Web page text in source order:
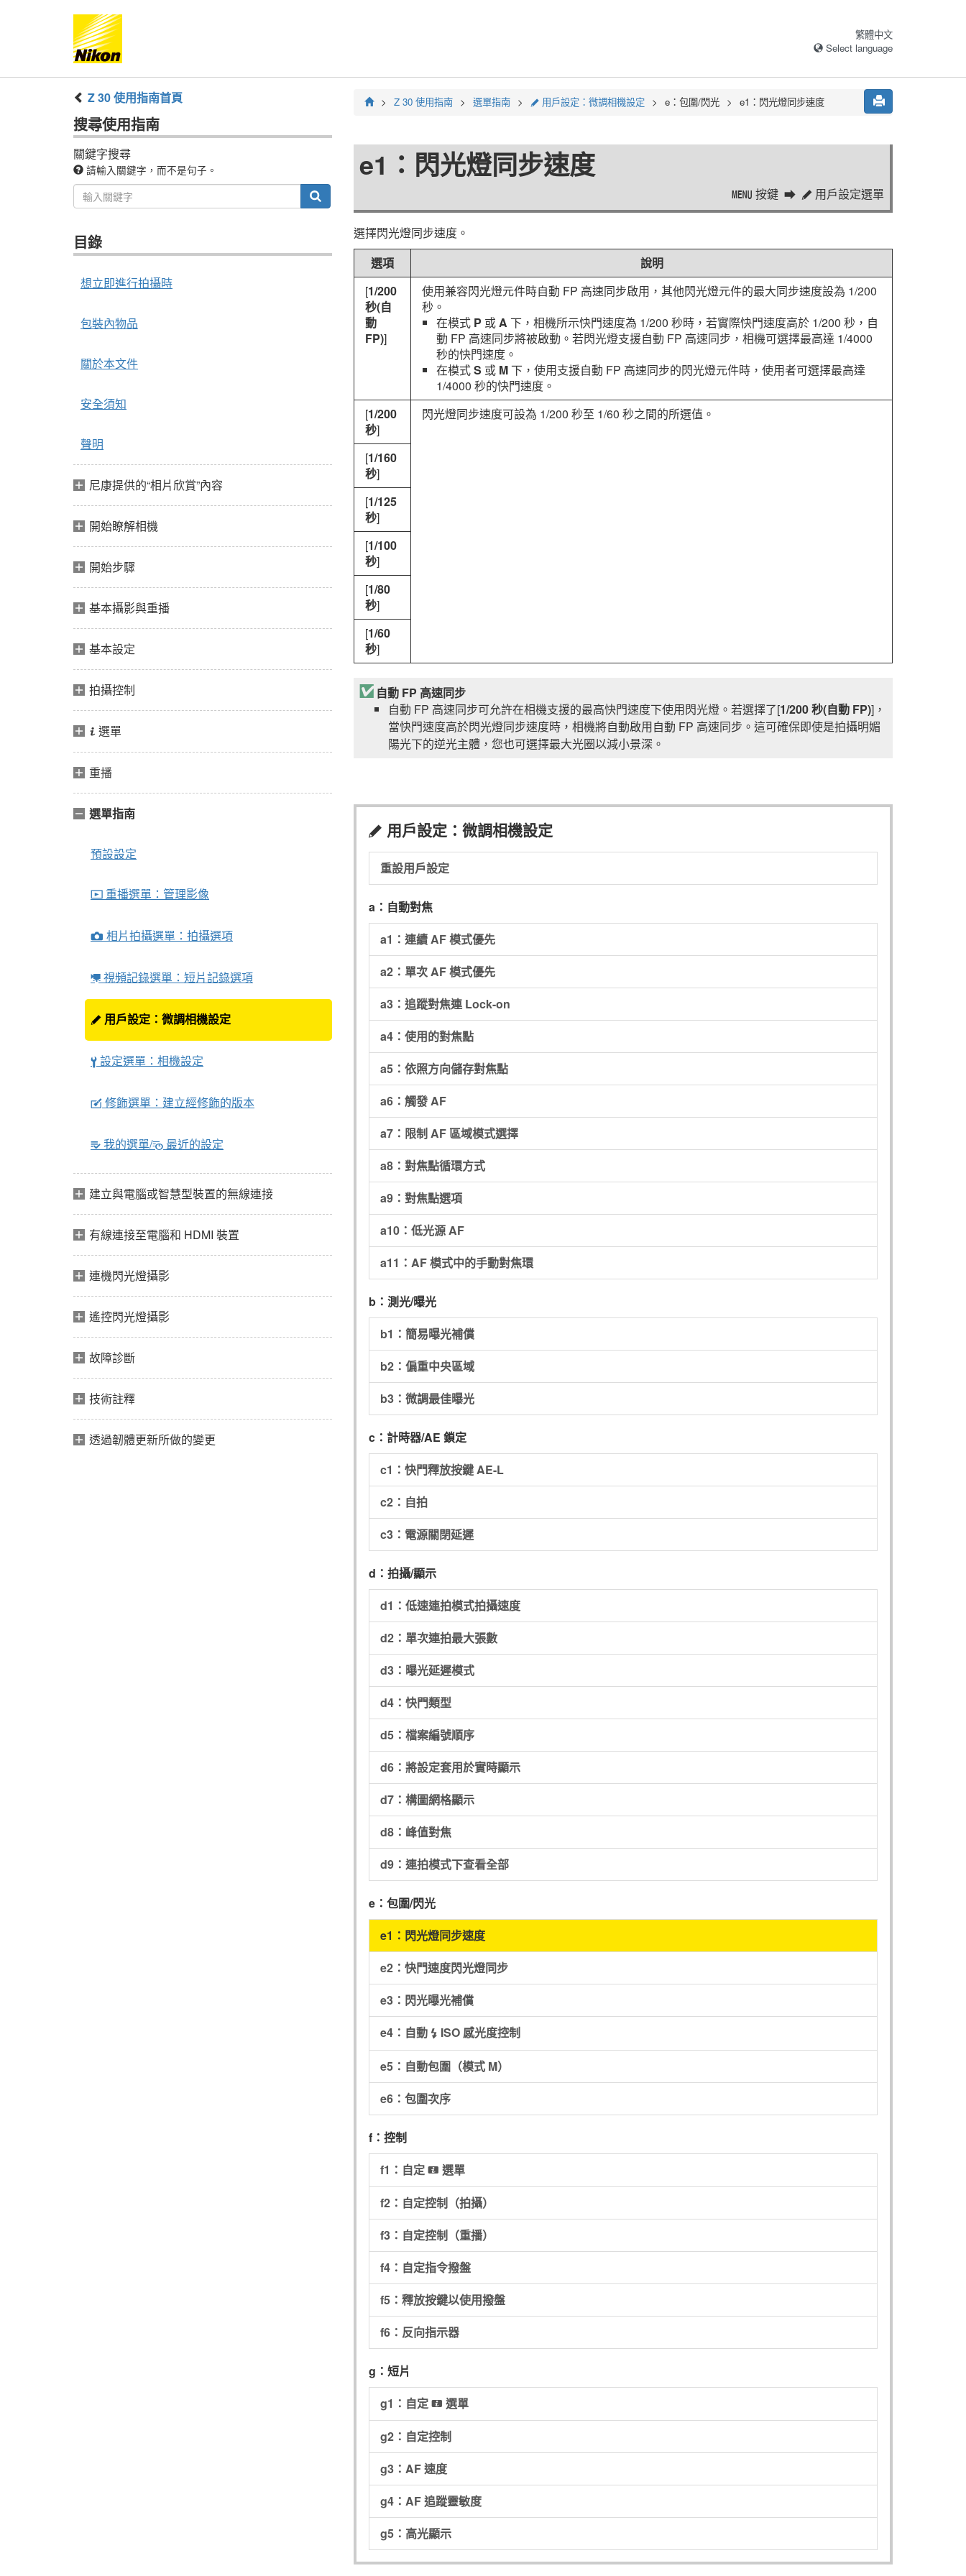
繁體中文
Select language
Z 30使用指南首頁
搜尋使用指南
關鍵字搜尋
請輸入關鍵字，而不是句子。
目錄
想立即進行拍攝時
包裝內物品
關於本文件
安全須知
聲明
尼康提供的“相片欣賞”內容
開始瞭解相機
開始步驟
基本攝影與重播
基本設定
拍攝控制
i 選單
重播
選單指南
預設設定
D 重播選單：管理影像
C 相片拍攝選單：拍攝選項
1 視頻記錄選單：短片記錄選項
A 用戶設定：微調相機設定
B 設定選單：相機設定
N 修飾選單：建立經修飾的版本
O 我的選單/m 最近的設定
建立與電腦或智慧型裝置的無線連接
有線連接至電腦和 HDMI 裝置
連機閃光燈攝影
遙控閃光燈攝影
故障診斷
技術註釋
透過韌體更新所做的變更
Z 30 使用指南 選單指南 A 用戶設定：微調相機設定 e：包圍/閃光 e1：閃光燈同步速度
e1：閃光燈同步速度
G 按鍵 A 用戶設定選單
選擇閃光燈同步速度。
選項
說明
[1/200
秒(自
動
FP)]
使用兼容閃光燈元件時自動 FP 高速同步啟用，其他閃光燈元件的最大同步速度設為 1/200
秒。
在模式 P 或A 下，相機所示快門速度為 1/200 秒時，若實際快門速度高於 1/200 秒，自
動 FP 高速同步將被啟動。若閃光燈支援自動 FP 高速同步，相機可選擇最高達 1/4000
秒的快門速度。
在模式S 或 M下，使用支援自動 FP 高速同步的閃光燈元件時，使用者可選擇最高達
1/4000 秒的快門速度。
[1/200
秒]
閃光燈同步速度可設為 1/200 秒至 1/60 秒之間的所選值。
[1/160
秒]
[1/125
秒]
[1/100
秒]
[1/80
秒]
[1/60
秒]
自動 FP 高速同步
自動 FP 高速同步可允許在相機支援的最高快門速度下使用閃光燈。若選擇了[1/200 秒(自動 FP)]，
當快門速度高於閃光燈同步速度時，相機將自動啟用自動 FP 高速同步。這可確保即使是拍攝明媚
陽光下的逆光主體，您也可選擇最大光圈以減小景深。
A 用戶設定：微調相機設定
重設用戶設定
a：自動對焦
a1：連續 AF 模式優先
a2：單次 AF 模式優先
a3：追蹤對焦連 Lock-on
a4：使用的對焦點
a5：依照方向儲存對焦點
a6：觸發 AF
a7：限制 AF 區域模式選擇
a8：對焦點循環方式
a9：對焦點選項
a10：低光源 AF
a11：AF 模式中的手動對焦環
b：測光/曝光
b1：簡易曝光補償
b2：偏重中央區域
b3：微調最佳曝光
c：計時器/AE 鎖定
c1：快門釋放按鍵 AE-L
c2：自拍
c3：電源關閉延遲
d：拍攝/顯示
d1：低速連拍模式拍攝速度
d2：單次連拍最大張數
d3：曝光延遲模式
d4：快門類型
d5：檔案編號順序
d6：將設定套用於實時顯示
d7：構圖網格顯示
d8：峰值對焦
d9：連拍模式下查看全部
e：包圍/閃光
e1：閃光燈同步速度
e2：快門速度閃光燈同步
e3：閃光曝光補償
e4：自動 c ISO 感光度控制
e5：自動包圍（模式 M）
e6：包圍次序
f：控制
f1：自定 i 選單
f2：自定控制（拍攝）
f3：自定控制（重播）
f4：自定指令撥盤
f5：釋放按鍵以使用撥盤
f6：反向指示器
g：短片
g1：自定 i 選單
g2：自定控制
g3：AF 速度
g4：AF 追蹤靈敏度
g5：高光顯示